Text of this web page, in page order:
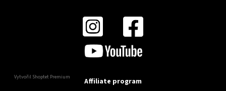
Vytvořil Shoptet Premium Affiliate program